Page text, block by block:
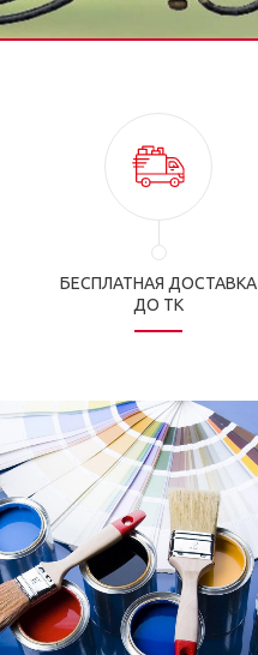
БЕСПЛАТНАЯ ДОСТАВКА
ДО ТК